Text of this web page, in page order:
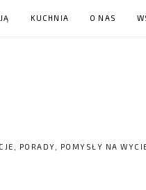
KUCHNIA O NAS
PORADY, POMYSŁY NA